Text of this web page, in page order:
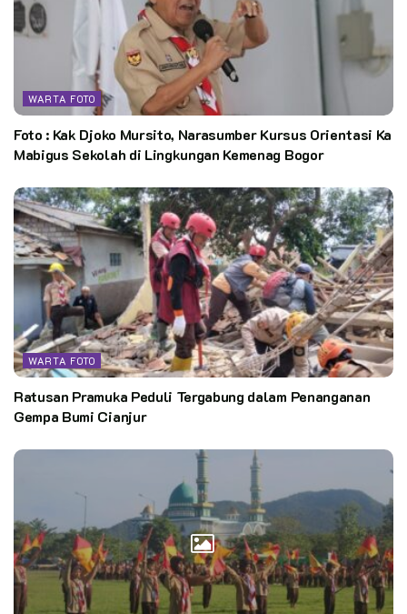
WARTA FOTO
Foto : Kak Djoko Mursito, Narasumber Kursus Orientasi Ka
Mabigus Sekolah di Lingkungan Kemenag Bogor
WARTA FOTO
Ratusan Pramuka Peduli Tergabung dalam Penanganan
Gempa Bumi Cianjur